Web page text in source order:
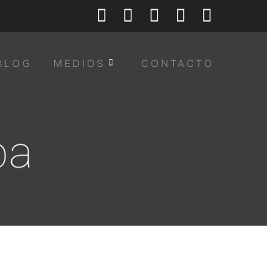
MEDIOS CONTACTO